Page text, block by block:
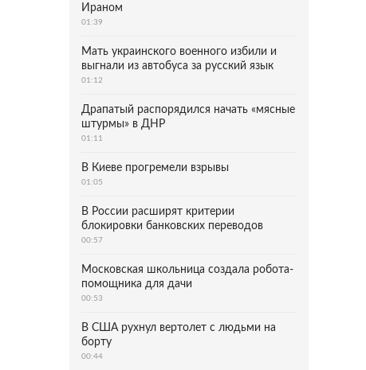
Ираном
01:39
Мать украинского военного избили и
выгнали из автобуса за русский язык
01:12
Драпатый распорядился начать «мясные
штурмы» в ДНР
01:11
В Киеве прогремели взрывы
01:05
В России расширят критерии
блокировки банковских переводов
00:57
Московская школьница создала робота-
помощника для дачи
00:53
В США рухнул вертолет с людьми на
борту
00:44